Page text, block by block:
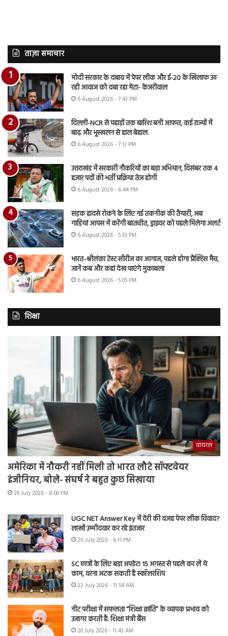
ताज़ा समाचार
मोदी सरकार के दबाव में पेपर लीक और ई-20 के खिलाफ उठ
रही आवाज को दबा रहा मेटा- केजरीवाल
6 August 2026 - 7:43 PM
दिल्ली-NCR से पहाड़ों तक बारिश बनी आफत, कई राज्यों में
बाढ़ और भूस्खलन से हाल बेहाल
6 August 2026 - 7:13 PM
उत्तराखंड में सरकारी नौकरियों का बड़ा अभियान, दिसंबर तक 4
हजार पदों की भर्ती प्रक्रिया तेज होगी
6 August 2026 - 6:44 PM
सड़क हादसे रोकने के लिए नई तकनीक की तैयारी, अब
गाड़ियां आपस में करेंगी बातचीत, ड्राइवर को पहले मिलेगा अलर्ट
6 August 2026 - 5:33 PM
भारत-श्रीलंका टेस्ट सीरीज का आगाज, पहले होगा प्रैक्टिस मैच,
जानें कब और कहां देख पाएंगे मुकाबला
6 August 2026 - 5:05 PM
शिक्षा
वायरल
अमेरिका में नौकरी नहीं मिली तो भारत लौटे सॉफ्टवेयर
इंजीनियर, बोले- संघर्ष ने बहुत कुछ सिखाया
29 July 2026 - 8:00 PM
UGC NET Answer Key में देरी की वजह पेपर लीक विवाद?
लाखों उम्मीदवार कर रहे इंतजार
26 July 2026 - 6:11 PM
SC छात्रों के लिए बड़ा अपडेट! 15 अगस्त से पहले कर लें ये
काम, वरना अटक सकती है स्कॉलरशिप
22 July 2026 - 11:54 AM
नीट परीक्षा में सफलता “शिक्षा क्रांति” के व्यापक प्रभाव को
उजागर करती है: शिक्षा मंत्री बैंस
20 July 2026 - 11:43 AM